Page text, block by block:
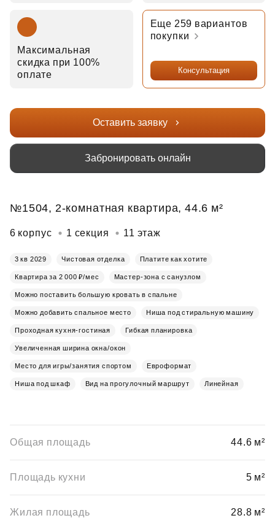
Максимальная
скидка при 100%
оплате
Еще 259 вариантов
покупки
Консультация
Оставить заявку
Забронировать онлайн
№1504, 2-комнатная квартира, 44.6 м²
6 корпус 1 секция 11 этаж
3 кв 2029 Чистовая отделка Платите как хотите
Квартира за 2 000 ₽/мес Мастер-зона с санузлом
Можно поставить большую кровать в спальне
Можно добавить спальное место Ниша под стиральную машину
Проходная кухня-гостиная Гибкая планировка
Увеличенная ширина окна/окон
Место для игры/занятия спортом Евроформат
Ниша под шкаф Вид на прогулочный маршрут Линейная
Общая площадь 44.6 м²
Площадь кухни 5 м²
Жилая площадь 28.8 м²